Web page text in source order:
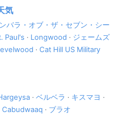
気
バラ・オブ・ザ・セブン・シー
Paul's · Longwood · ジェームズ
· Cat Hill US Military
· ベルベラ · キスマヨ ·
Cabudwaaq · ブラオ